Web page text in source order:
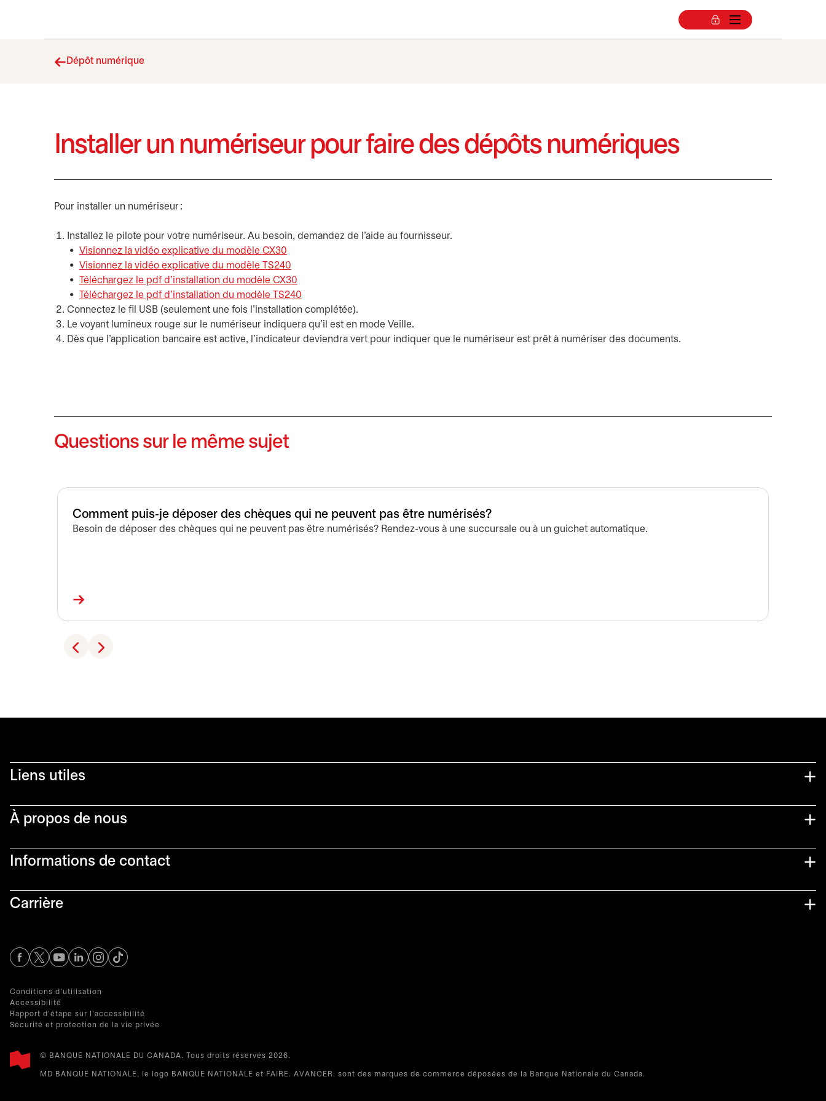
Dépôt numérique
Installer un numériseur pour faire des dépôts numériques
Pour installer un numériseur :
Installez le pilote pour votre numériseur. Au besoin, demandez de l’aide au fournisseur.
Visionnez la vidéo explicative du modèle CX30
Visionnez la vidéo explicative du modèle TS240
Téléchargez le pdf d'installation du modèle CX30
Téléchargez le pdf d'installation du modèle TS240
Connectez le fil USB (seulement une fois l'installation complétée).
Le voyant lumineux rouge sur le numériseur indiquera qu'il est en mode Veille.
Dès que l'application bancaire est active, l'indicateur deviendra vert pour indiquer que le numériseur est prêt à numériser des documents.
Questions sur le même sujet
Comment puis‑je déposer des chèques qui ne peuvent pas être numérisés?
Besoin de déposer des chèques qui ne peuvent pas être numérisés? Rendez-vous à une succursale ou à un guichet automatique.
Liens utiles​
À propos de nous
Informations de contact​
Carrière
s’ouvre dans un nouvel onglet
s’ouvre dans un nouvel onglet
s’ouvre dans un nouvel onglet
s’ouvre dans un nouvel onglet
s’ouvre dans un nouvel onglet
Conditions d'utilisation
Accessibilité
Rapport d'étape sur l'accessibilité
Sécurité et protection de la vie privée
© BANQUE NATIONALE DU CANADA. Tous droits réservés 2026.​
MD BANQUE NATIONALE, le logo BANQUE NATIONALE et FAIRE. AVANCER. sont des marques de commerce déposées de la Banque Nationale du Canada.